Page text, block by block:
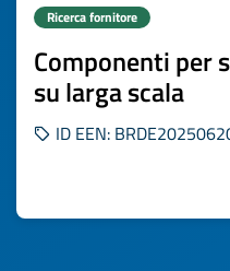
Ricerca fornitore
Componenti per
su larga scala
ID EEN: